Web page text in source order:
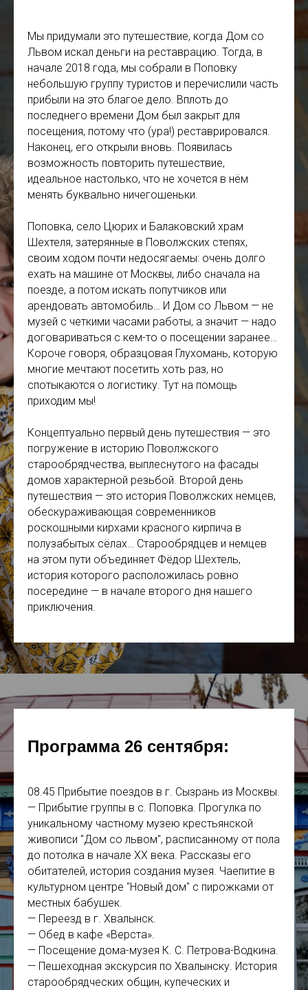
Мы придумали это путешествие, когда Дом со
Львом искал деньги на реставрацию. Тогда, в
начале 2018 года, мы собрали в Поповку
небольшую группу туристов и перечислили часть
прибыли на это благое дело. Вплоть до
последнего времени Дом был закрыт для
посещения, потому что (ура!) реставрировался.
Наконец, его открыли вновь. Появилась
возможность повторить путешествие,
идеальное настолько, что не хочется в нём
менять буквально ничегошеньки.
Поповка, село Цюрих и Балаковский храм
Шехтеля, затерянные в Поволжских степях,
своим ходом почти недосягаемы: очень долго
ехать на машине от Москвы, либо сначала на
поезде, а потом искать попутчиков или
арендовать автомобиль… И Дом со Львом — не
музей с четкими часами работы, а значит — надо
договариваться с кем-то о посещении заранее…
Короче говоря, образцовая Глухомань, которую
многие мечтают посетить хоть раз, но
спотыкаются о логистику. Тут на помощь
приходим мы!
Концептуально первый день путешествия — это
погружение в историю Поволжского
старообрядчества, выплеснутого на фасады
домов характерной резьбой. Второй день
путешествия — это история Поволжских немцев,
обескураживающая современников
роскошными кирхами красного кирпича в
полузабытых сёлах… Старообрядцев и немцев
на этом пути объединяет Фёдор Шехтель,
история которого расположилась ровно
посередине — в начале второго дня нашего
приключения.
Программа 26 сентября:
08.45 Прибытие поездов в г. Сызрань из Москвы.
— Прибытие группы в с. Поповка. Прогулка по
уникальному частному музею крестьянской
живописи "Дом со львом", расписанному от пола
до потолка в начале ХХ века. Рассказы его
обитателей, история создания музея. Чаепитие в
культурном центре "Новый дом" с пирожками от
местных бабушек.
— Переезд в г. Хвалынск.
— Обед в кафе «Верста».
— Посещение дома-музея К. С. Петрова-Водкина.
— Пешеходная экскурсия по Хвалынску. История
старообрядческих общин, купеческих и